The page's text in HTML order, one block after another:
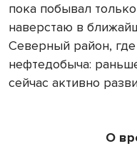
пока побывал
наверстаю в
Северный район,
нефтедобыча:
сейчас активно
О